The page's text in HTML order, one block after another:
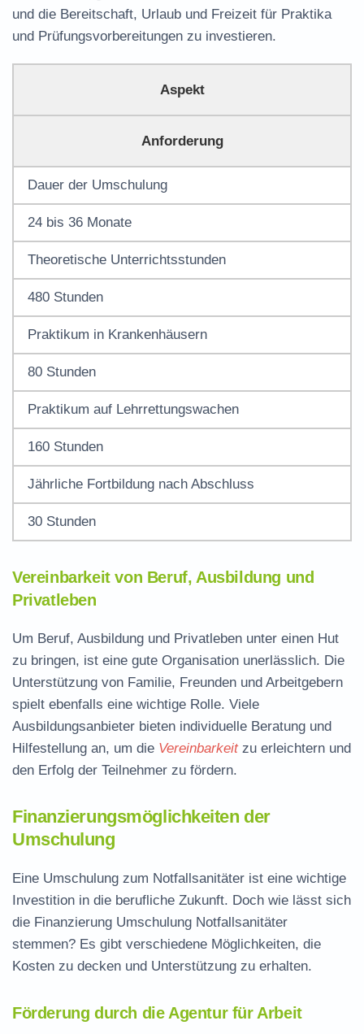
und die Bereitschaft, Urlaub und Freizeit für Praktika
und Prüfungsvorbereitungen zu investieren.
Aspekt
Anforderung
Dauer der Umschulung
24 bis 36 Monate
Theoretische Unterrichtsstunden
480 Stunden
Praktikum in Krankenhäusern
80 Stunden
Praktikum auf Lehrrettungswachen
160 Stunden
Jährliche Fortbildung nach Abschluss
30 Stunden
Vereinbarkeit von Beruf, Ausbildung und
Privatleben
Um Beruf, Ausbildung und Privatleben unter einen Hut
zu bringen, ist eine gute Organisation unerlässlich. Die
Unterstützung von Familie, Freunden und Arbeitgebern
spielt ebenfalls eine wichtige Rolle. Viele
Ausbildungsanbieter bieten individuelle Beratung und
Hilfestellung an, um die Vereinbarkeitzu erleichtern und
den Erfolg der Teilnehmer zu fördern.
Finanzierungsmöglichkeiten der
Umschulung
Eine Umschulung zum Notfallsanitäter ist eine wichtige
Investition in die berufliche Zukunft. Doch wie lässt sich
die Finanzierung Umschulung Notfallsanitäter
stemmen? Es gibt verschiedene Möglichkeiten, die
Kosten zu decken und Unterstützung zu erhalten.
Förderung durch die Agentur für Arbeit